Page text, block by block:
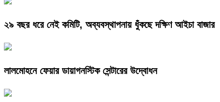
২৯ বছর ধরে নেই কমিটি, অব্যবস্থাপনায় ধুঁকছে দক্ষিণ আইচা বাজার
লালমোহনে ফেয়ার ডায়াগনস্টিক সেন্টারের উদ্বোধন